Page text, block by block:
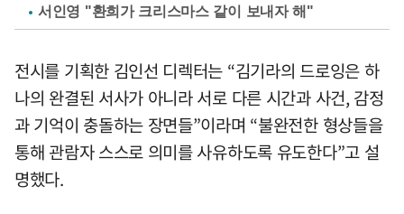
서인영 "환희가 크리스마스 같이 보내자 해"
전시를 기획한 김인선 디렉터는 “김기라의 드로잉은 하
나의 완결된 서사가 아니라 서로 다른 시간과 사건, 감정
과 기억이 충돌하는 장면들”이라며 “불완전한 형상들을
통해 관람자 스스로 의미를 사유하도록 유도한다”고 설
명했다.